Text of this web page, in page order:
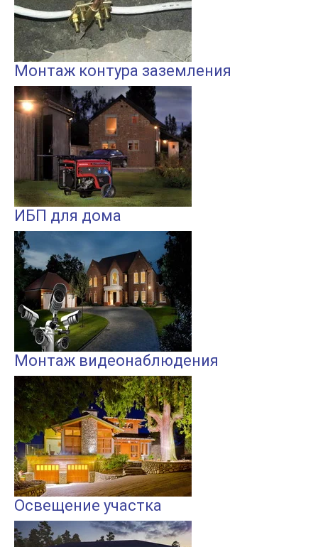
Монтаж контура заземления
ИБП для дома
Монтаж видеонаблюдения
Освещение участка